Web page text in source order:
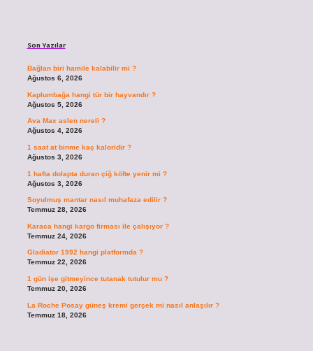
Son Yazılar
Bağlan biri hamile kalabilir mi ?
Ağustos 6, 2026
Kaplumbağa hangi tür bir hayvandır ?
Ağustos 5, 2026
Ava Max aslen nereli ?
Ağustos 4, 2026
1 saat at binme kaç kaloridir ?
Ağustos 3, 2026
1 hafta dolapta duran çiğ köfte yenir mi ?
Ağustos 3, 2026
Soyulmuş mantar nasıl muhafaza edilir ?
Temmuz 28, 2026
Karaca hangi kargo firması ile çalışıyor ?
Temmuz 24, 2026
Gladiator 1992 hangi platformda ?
Temmuz 22, 2026
1 gün işe gitmeyince tutanak tutulur mu ?
Temmuz 20, 2026
La Roche Posay güneş kremi gerçek mi nasıl anlaşılır ?
Temmuz 18, 2026